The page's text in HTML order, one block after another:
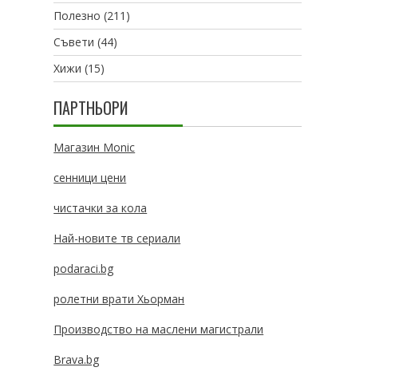
Полезно (211)
Съвети (44)
Хижи (15)
ПАРТНЬОРИ
Магазин Monic
сенници цени
чистачки за кола
Най-новите тв сериали
podaraci.bg
ролетни врати Хьорман
Производство на маслени магистрали
Brava.bg